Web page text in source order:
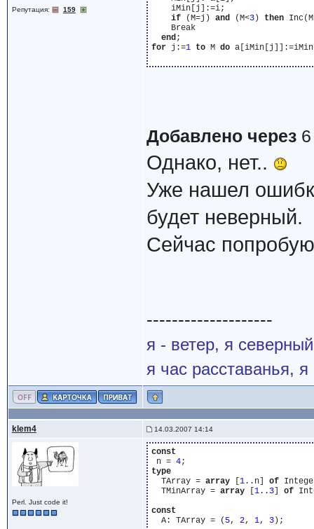
Репутация: 159
    iMin[j]:=i;
if (M=j) and (M<3) then
    Break
end
for j:=1 to M do
Добавлено через
Однако, нет..
Уже нашел
будет неверный.
Сейчас
--------------------
я - ветер, я
я час расставанья,
klem4 14.03.2007 14:14
Perl. Just code it!
const
n = 4
type
  TArray =
array [ 1..n] of
  TMinArray =
array [ 1. .3] of
const
  A: TArray = (
5, 2, 1, 3);